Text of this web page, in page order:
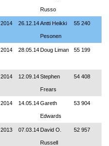
Russo
2014 26.12.14Antti Heikki
Pesonen
55 240
2014 28.05.14Doug Liman 55 199
2014 12.09.14Stephen
Frears
54 408
2014 14.05.14Gareth
Edwards
53 904
2013 07.03.14 David O.
Russell
52 957